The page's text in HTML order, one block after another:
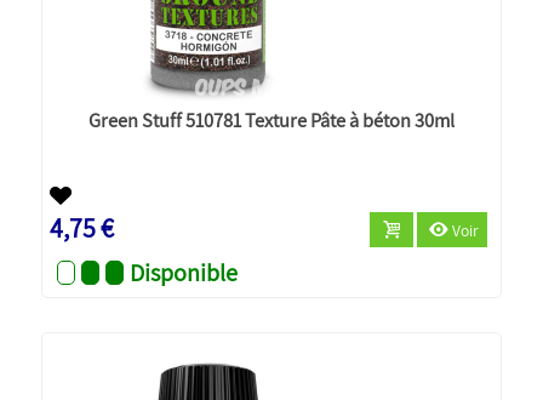
Green Stuff 510781 Texture Pâte à béton 30ml
4,75 € Voir
Disponible